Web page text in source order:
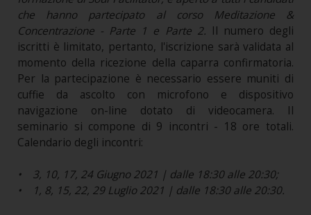
che hanno partecipato al corso Meditazione &
Concentrazione - Parte 1 e Parte 2. Il numero degli
iscritti è limitato, pertanto, l'iscrizione sarà validata al
momento della ricezione della caparra confirmatoria.
Per la partecipazione è necessario essere muniti di
cuffie da ascolto con microfono e dispositivo
navigazione on-line dotato di videocamera. Il
seminario si compone di 9 incontri - 18 ore totali.
Calendario degli incontri:
• 3, 10, 17, 24 Giugno 2021 | dalle 18:30 alle 20:30;
• 1, 8, 15, 22, 29 Luglio 2021 | dalle 18:30 alle 20:30.